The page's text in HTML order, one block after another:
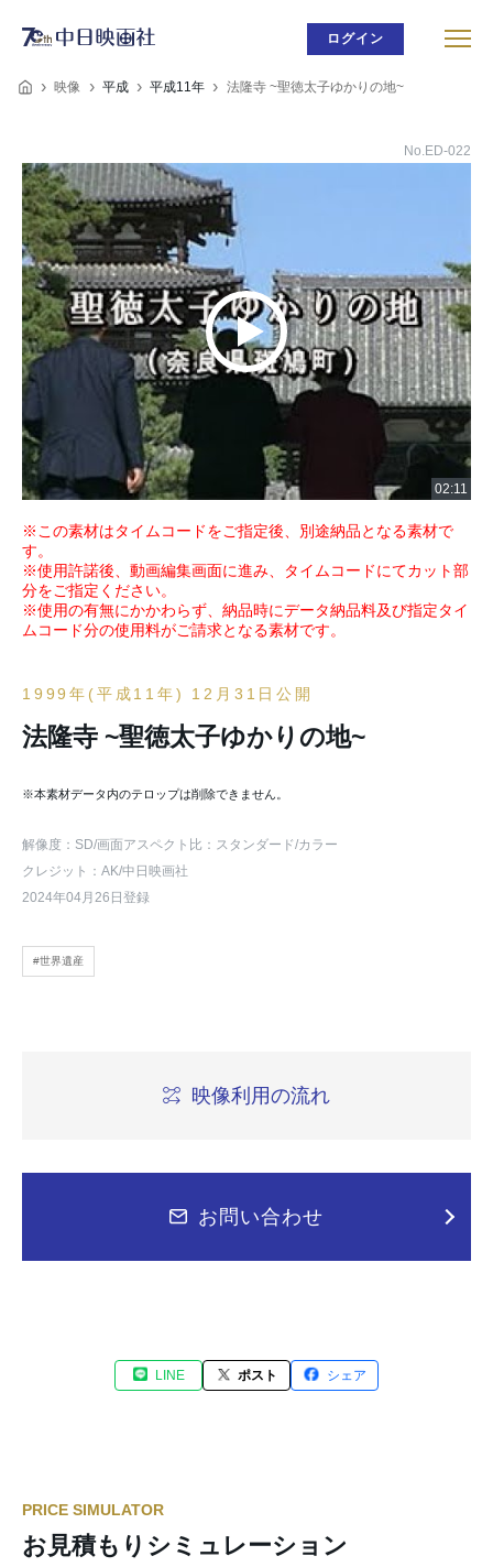
ログイン
映像 平成 平成11年 法隆寺 ~聖徳太子ゆかりの地~
No.ED-022
※この素材はタイムコードをご指定後、別途納品となる素材で
す。
※使用許諾後、動画編集画面に進み、タイムコードにてカット部
分をご指定ください。
※使用の有無にかかわらず、納品時にデータ納品料及び指定タイ
ムコード分の使用料がご請求となる素材です。
1999年(平成11年) 12月31日公開
法隆寺 ~聖徳太子ゆかりの地~
※本素材データ内のテロップは削除できません。
解像度：SD/画面アスペクト比：スタンダード/カラー
クレジット：AK/中日映画社
2024年04月26日登録
#世界遺産
映像利用の流れ
お問い合わせ
LINE ポスト シェア
PRICE SIMULATOR
お見積もりシミュレーション